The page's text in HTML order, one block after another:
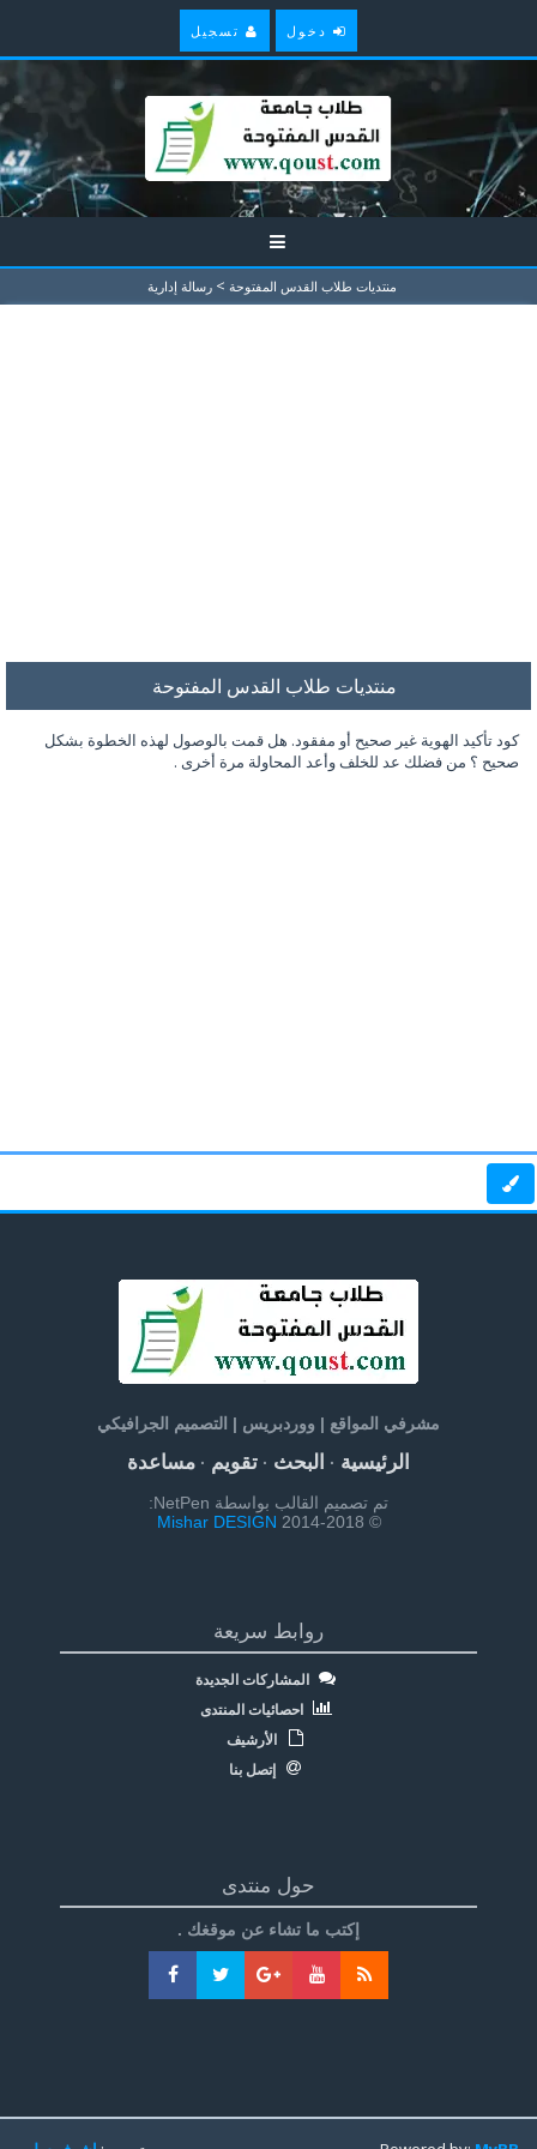
دخول تسجيل
منتديات طلاب القدس المفتوحة > رسالة إدارية
منتديات طلاب القدس المفتوحة
كود تأكيد الهوية غير صحيح أو مفقود. هل قمت بالوصول لهذه الخطوة بشكل
صحيح ؟ من فضلك عد للخلف وأعد المحاولة مرة أخرى .
مشرفي المواقع | ووردبريس | التصميم الجرافيكي
الرئيسية· البحث· تقويم· مساعدة
تم تصميم القالب بواسطة NetPen:
© 2014-2018
Mishar DESIGN
روابط سريعة
المشاركات الجديدة
احصائيات المنتدى
الأرشيف
إتصل بنا
حول منتدى
إكتب ما تشاء عن موقغك .